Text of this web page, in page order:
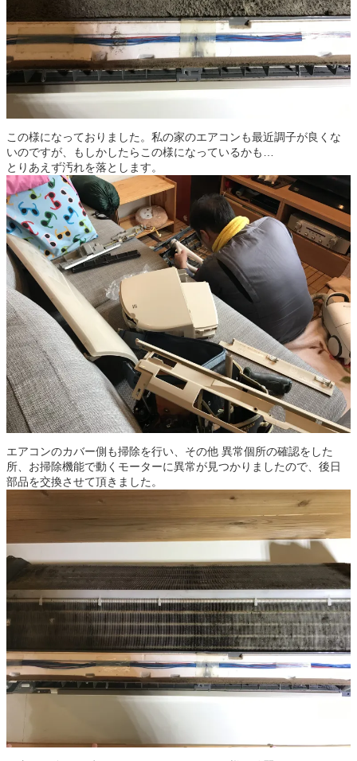
この様になっておりました。私の家のエアコンも最近調子が良くな
いのですが、もしかしたらこの様になっているかも…
とりあえず汚れを落とします。
エアコンのカバー側も掃除を行い、その他 異常個所の確認をした
所、お掃除機能で動くモーターに異常が見つかりましたので、後日
部品を交換させて頂きました。